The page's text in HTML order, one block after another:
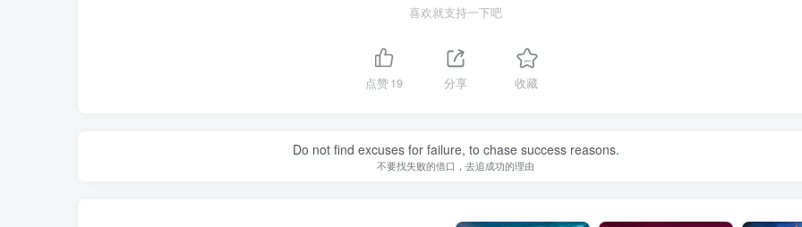
喜欢就支持一下吧
点赞19 分享 收藏
Do not find excuses for failure, to chase success reasons.
不要找失败的借口，去追成功的理由